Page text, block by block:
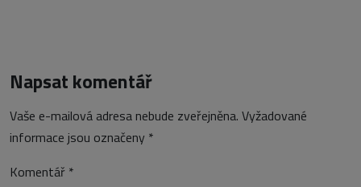
Napsat komentář
Vaše e-mailová adresa nebude zveřejněna. Vyžadované
informace jsou označeny *
Komentář *